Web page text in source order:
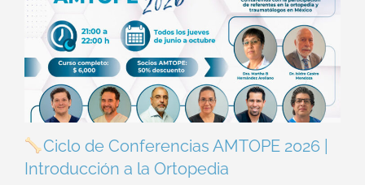
Ciclo de Conferencias AMTOPE 2026 |
Introducción a la Ortopedia